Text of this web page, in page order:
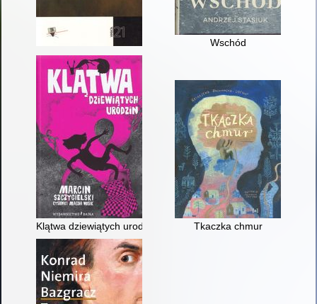
Wschód
Klątwa dziewiątych urodzin Tkaczka chmur